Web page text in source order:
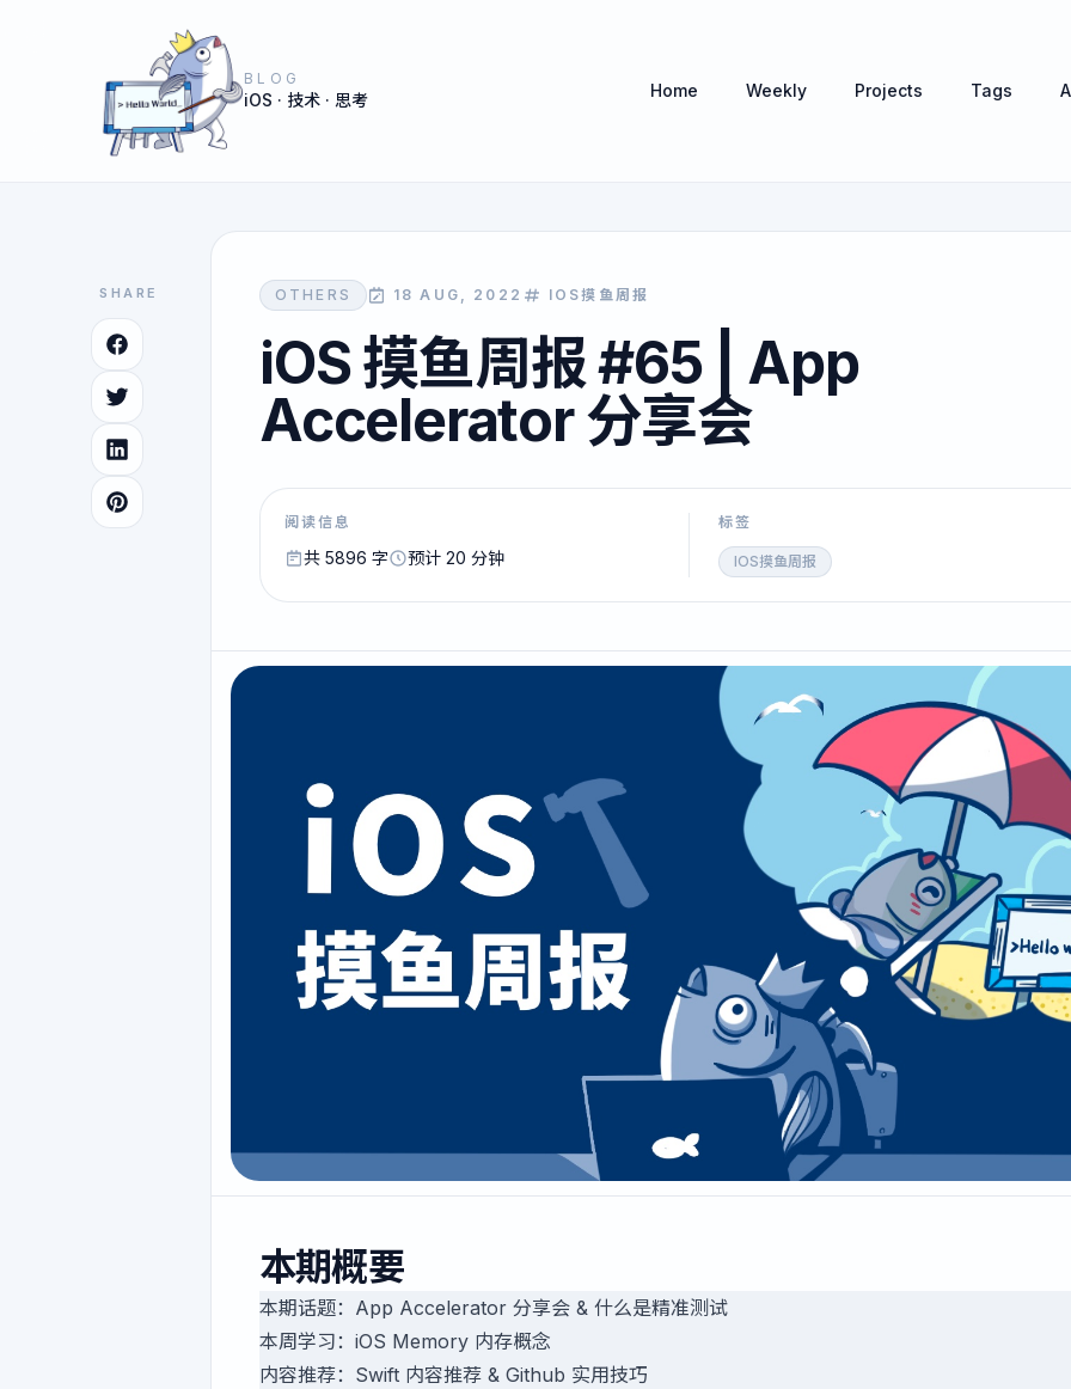
BLOG
iOS · 技术 · 思考 Home Weekly Projects Tags
SHARE OTHERS 18 AUG, 2022 IOS摸鱼周报
iOS 摸鱼周报 #65 | App
Accelerator 分享会
阅读信息
共 5896 字 预计 20 分钟
标签
IOS摸鱼周报
本期概要
本期话题：App Accelerator 分享会 & 什么是精准测试
本周学习：iOS Memory 内存概念
内容推荐：Swift 内容推荐 & Github 实用技巧